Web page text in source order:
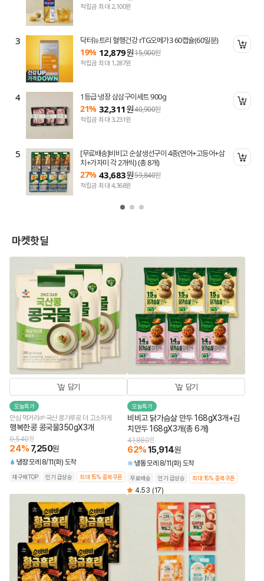
담기
담기
담기
적립금 최대 2,100원
3 닥터뉴트리 혈행건강 rTG오메가3 60캡슐(60일분)
19% 12,879원15,900원
적립금 최대 1,287원
4 1등급 냉장 삼삼구이세트 900g
21% 32,311원40,900원
적립금 최대 3,231원
5
[무료배송]비비고 순살생선구이 4종(연어+고등어+삼
치+가자미 각 2개씩) (총 8개)
27% 43,683원59,840원
적립금 최대 4,368원
마켓핫딜
담기
오늘특가
안심 먹거리🌱국산 콩가루로 더 고소하게
행복한콩 콩국물350gX3개
9,540원
24% 7,250원
냉장모레 8/11(화) 도착
재구매TOP 인기 급상승 최대 15% 중복쿠폰
담기
오늘특가
비비고 닭가슴살 만두 168gX3개+김
치만두 168gX3개(총 6개)
41,880원
62%15,914원
냉동모레 8/11(화) 도착
무료배송 인기 급상승 최대 15% 중복쿠폰
4.53 (17)